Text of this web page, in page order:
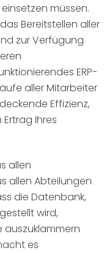
müssen.
Bereitstellen aller
zur Verfügung
ERP-
aller Mitarbeiter
Effizienz,
Ihres
allen
allen Abteilungen
die Datenbank,
wird,
auszuklammern
es